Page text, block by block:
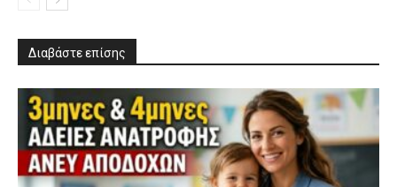
Διαβάστε επίσης